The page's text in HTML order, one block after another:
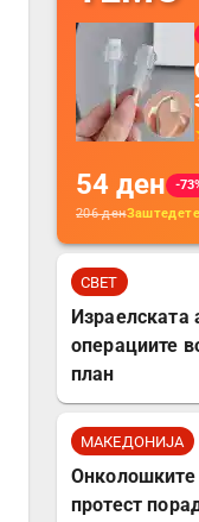
54 ден
-
206денЗаштедете
СВЕТ
Израелската
операциите
план
МАКЕДОНИЈА
Онколошките
протест